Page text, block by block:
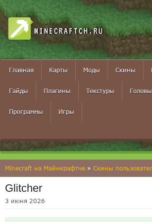
MINECRAFTCH.RU
Главная Карты Моды Скины
Гайды Плагины Текстуры Головы
Программы Игры
Minecraft на Майнкрафтче » Скины
Glitcher
3 июня 2026